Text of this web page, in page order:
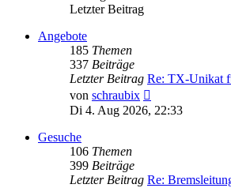
Letzter Beitrag
Angebote
185 Themen
337 Beiträge
Letzter Beitrag Re: TX-Unikat
von schraubix
Beitrag
Di 4. Aug 2026, 22:33
Gesuche
106 Themen
399 Beiträge
Letzter Beitrag Re: